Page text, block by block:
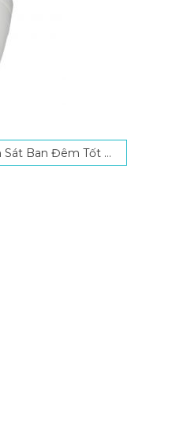
Trên Thị Trường Hiện Nay